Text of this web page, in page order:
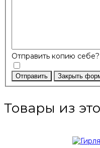
Отправить копию себе?
Отправить Закрыть
Товары из